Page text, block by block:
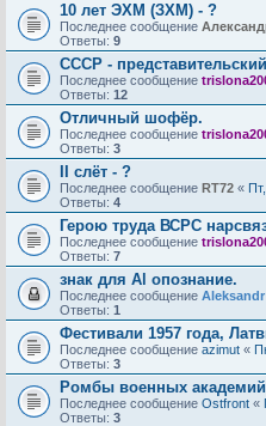
10 лет ЭХМ (ЗХМ) - ?
Последнее сообщение
Ответы: 9
СССР -
Последнее сообщение
Ответы: 12
Отличный шофёр.
Последнее сообщение
Ответы: 3
II cлёт - ?
Последнее сообщение RT72 «
Ответы: 4
Герою труда ВСРС
Последнее сообщение
Ответы: 7
знак для Al опознание.
Последнее сообщение Aleksandr
Ответы: 1
Фестивали 1957 года,
Последнее сообщение azimut «
Ответы: 3
Ромбы военных академий
Последнее сообщение Ostfront «
Ответы: 3